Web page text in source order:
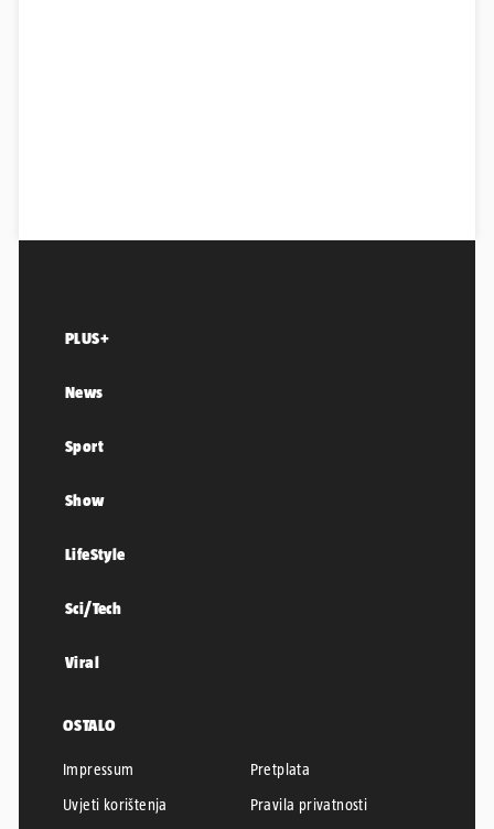
PLUS+
News
Sport
Show
LifeStyle
Sci/Tech
Viral
OSTALO
Impressum
Pretplata
Uvjeti korištenja
Pravila privatnosti